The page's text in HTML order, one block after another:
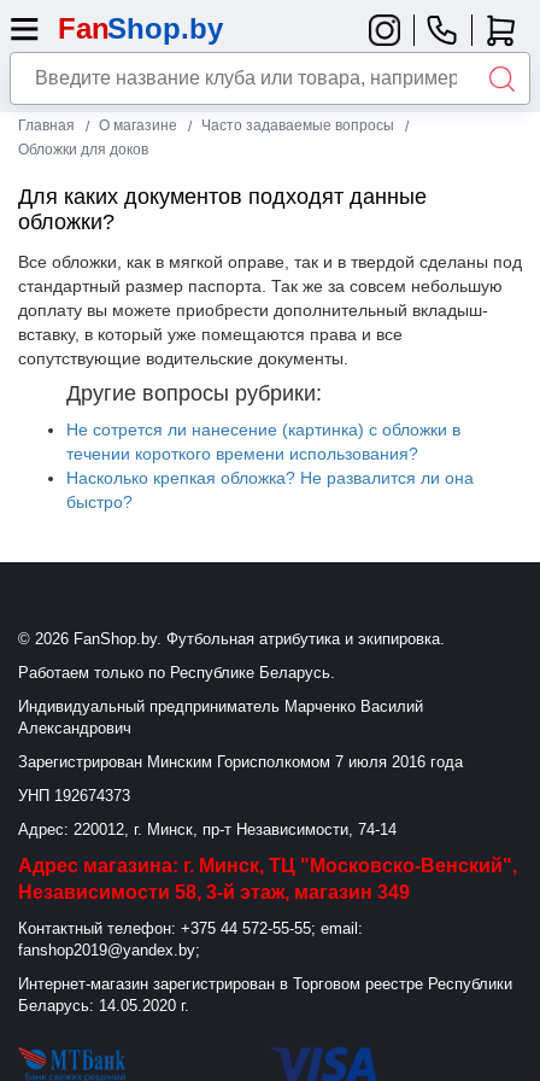
Главная О магазине
Часто задаваемые вопросы
Обложки для доков
Для каких документов подходят данные
обложки?
Все обложки, как в мягкой оправе, так и в твердой сделаны под
стандартный размер паспорта. Так же за совсем небольшую
доплату вы можете приобрести дополнительный вкладыш-
вставку, в который уже помещаются права и все
сопутствующие водительские документы.
Другие вопросы рубрики:
Не сотрется ли нанесение (картинка) с обложки в
течении короткого времени использования?
Насколько крепкая обложка? Не развалится ли она
быстро?
© 2026 FanShop.by. Футбольная атрибутика и экипировка.
Работаем только по Республике Беларусь.
Индивидуальный предприниматель Марченко Василий
Александрович
Зарегистрирован Минским Горисполкомом 7 июля 2016 года
УНП 192674373
Адрес: 220012, г. Минск, пр-т Независимости, 74-14
Адрес магазина: г. Минск, ТЦ "Московско-Венский",
Независимости 58, 3-й этаж, магазин 349
Контактный телефон: +375 44 572-55-55; email:
fanshop2019@yandex.by;
Интернет-магазин зарегистрирован в Торговом реестре Республики
Беларусь: 14.05.2020 г.